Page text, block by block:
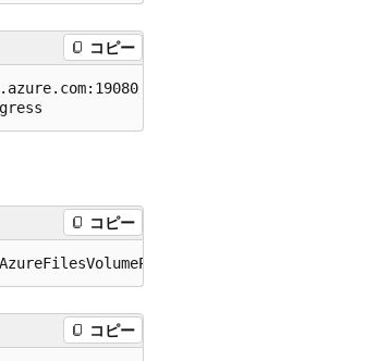
コピー
--pem test.pem --no-verify
コピー
コピー